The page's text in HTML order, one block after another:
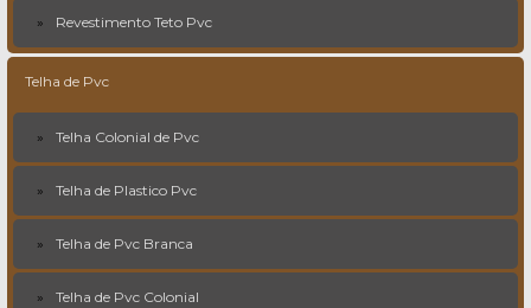
Revestimento Teto Pvc
Telha de Pvc
Telha Colonial de Pvc
Telha de Plastico Pvc
Telha de Pvc Branca
Telha de Pvc Colonial